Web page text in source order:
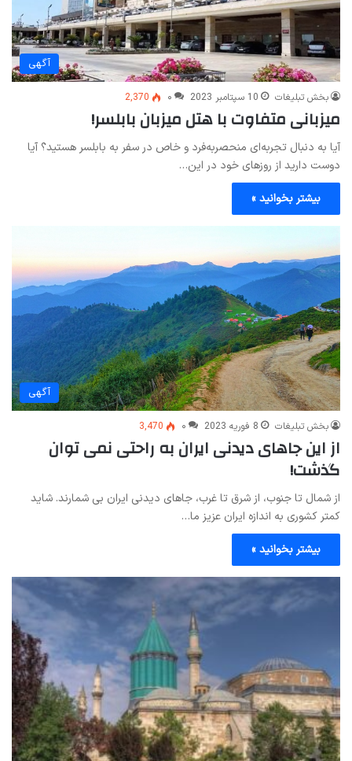
آگهی
بخش تبلیغات 10 سپتامبر 2023 ۰ 2,370
میزبانی متفاوت با هتل میزبان بابلسر!
آیا به دنبال تجربه‌ای منحصربه‌‌فرد و خاص در سفر به بابلسر هستید؟ آیا
دوست دارید از روزهای خود در این…
بیشتر بخوانید »
آگهی
بخش تبلیغات 8 فوریه 2023 ۰ 3,470
از این جاهای دیدنی ایران به راحتی نمی توان
گذشت!
از شمال تا جنوب، از شرق تا غرب، جاهای دیدنی ایران بی شمارند. شاید
کمتر کشوری به اندازه ایران عزیز ما…
بیشتر بخوانید »